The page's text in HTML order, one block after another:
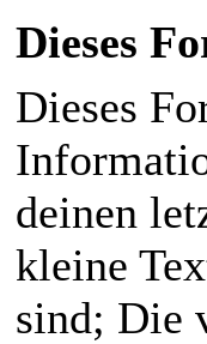
Dieses
Dieses
deinen
kleine
sind; Die